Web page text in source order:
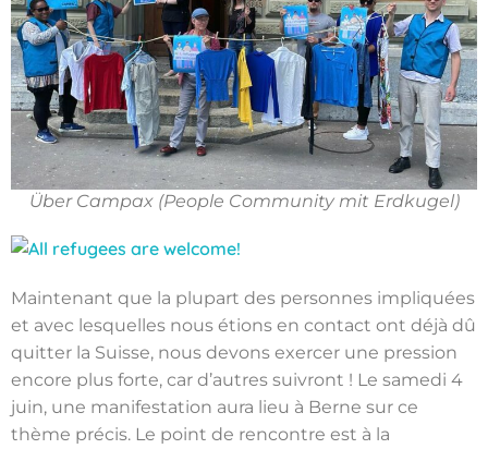
Über Campax (People Community mit Erdkugel)
Maintenant que la plupart des personnes impliquées
et avec lesquelles nous étions en contact ont déjà dû
quitter la Suisse, nous devons exercer une pression
encore plus forte, car d’autres suivront ! Le samedi 4
juin, une manifestation aura lieu à Berne sur ce
thème précis. Le point de rencontre est à la